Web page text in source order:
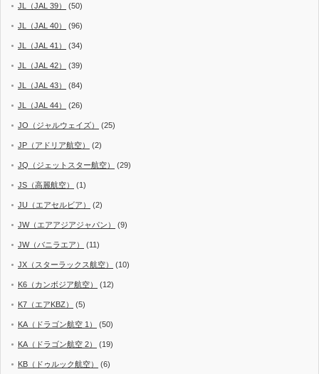
JL（JAL 39） (50)
JL（JAL 40） (96)
JL（JAL 41） (34)
JL（JAL 42） (39)
JL（JAL 43） (84)
JL（JAL 44） (26)
JO（ジャルウェイズ） (25)
JP（アドリア航空） (2)
JQ（ジェットスター航空） (29)
JS（高麗航空） (1)
JU（エアセルビア） (2)
JW（エアアジアジャパン） (9)
JW（バニラエア） (11)
JX（スターラックス航空） (10)
K6（カンボジア航空） (12)
K7（エアKBZ） (5)
KA（ドラゴン航空 1） (50)
KA（ドラゴン航空 2） (19)
KB（ドゥルック航空） (6)